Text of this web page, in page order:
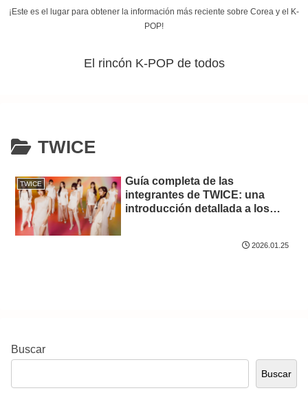
¡Este es el lugar para obtener la información más reciente sobre Corea y el K-
POP!
El rincón K-POP de todos
TWICE
TWICE
Guía completa de las
integrantes de TWICE: una
introducción detallada a los
2026.01.25
Buscar
Buscar